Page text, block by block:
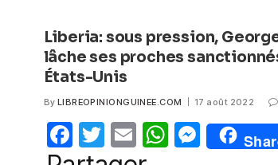
Liberia: sous pression,
lâche ses proches
États-Unis
By LIBREOPINIONGUINEE.COM 17 août 2022
F T E W M